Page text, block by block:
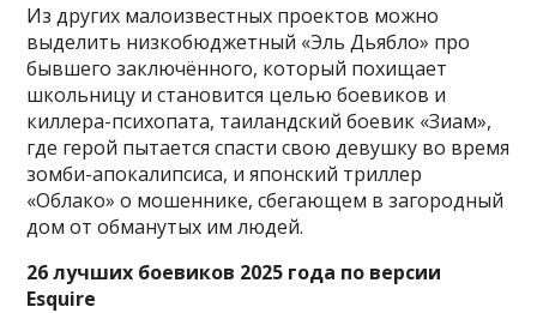
Из других малоизвестных проектов можно
выделить низкобюджетный «Эль Дьябло» про
бывшего заключённого, который похищает
школьницу и становится целью боевиков и
киллера-психопата, таиландский боевик «Зиам»,
где герой пытается спасти свою девушку во время
зомби-апокалипсиса, и японский триллер
«Облако» о мошеннике, сбегающем в загородный
дом от обманутых им людей.
26 лучших боевиков 2025 года по версии
Esquire